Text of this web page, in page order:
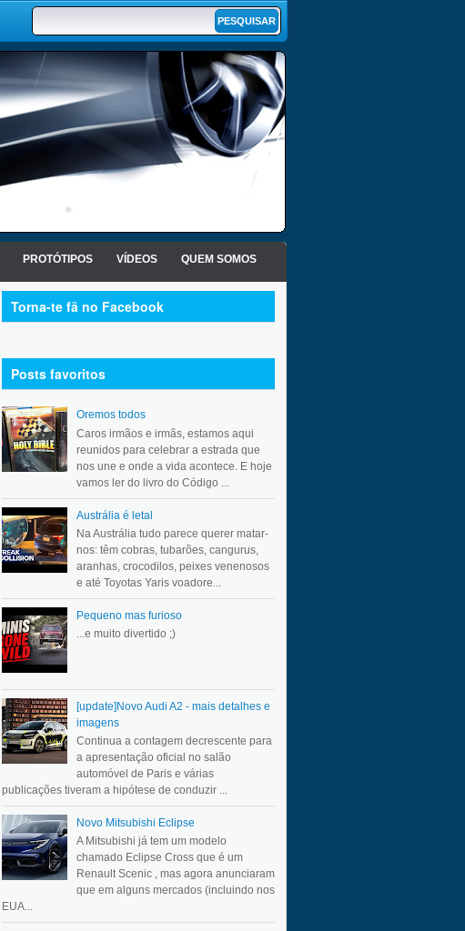
PROTÓTIPOS VÍDEOS QUEM SOMOS
Torna-te fã no Facebook
Posts favoritos
Oremos todos
Caros irmãos e irmãs, estamos aqui
reunidos para celebrar a estrada que
nos une e onde a vida acontece. E hoje
vamos ler do livro do Código ...
Austrália é letal
Na Austrália tudo parece querer matar-
nos: têm cobras, tubarões, cangurus,
aranhas, crocodilos, peixes venenosos
e até Toyotas Yaris voadore...
Pequeno mas furioso
...e muito divertido ;)
[update]Novo Audi A2 - mais detalhes e
imagens
Continua a contagem decrescente para
a apresentação oficial no salão
automóvel de Paris e várias
publicações tiveram a hipótese de conduzir ...
Novo Mitsubishi Eclipse
A Mitsubishi já tem um modelo
chamado Eclipse Cross que é um
Renault Scenic , mas agora anunciaram
que em alguns mercados (incluindo nos
EUA...